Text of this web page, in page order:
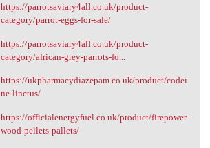
https://parrotsaviary4all.co.uk/product-
category/parrot-eggs-for-sale/
https://parrotsaviary4all.co.uk/product-
category/african-grey-parrots-fo...
https://ukpharmacydiazepam.co.uk/product/codei
ne-linctus/
https://officialenergyfuel.co.uk/product/firepower-
wood-pellets-pallets/